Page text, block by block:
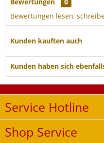
Bewertungen lesen,
Kunden kauften auch
Kunden haben sich
Service Hotline
Shop Service